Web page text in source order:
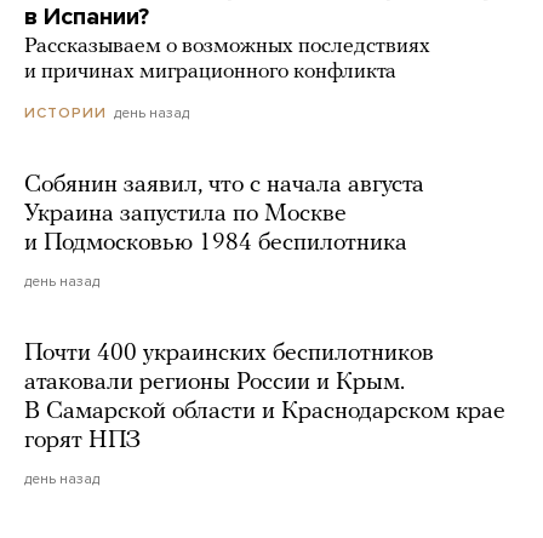
в Испании?
Рассказываем о возможных последствиях
и причинах миграционного конфликта
ИСТОРИИ день назад
Собянин заявил, что с начала августа
Украина запустила по Москве
и Подмосковью 1984 беспилотника
день назад
Почти 400 украинских беспилотников
атаковали регионы России и Крым.
В Самарской области и Краснодарском крае
горят НПЗ
день назад